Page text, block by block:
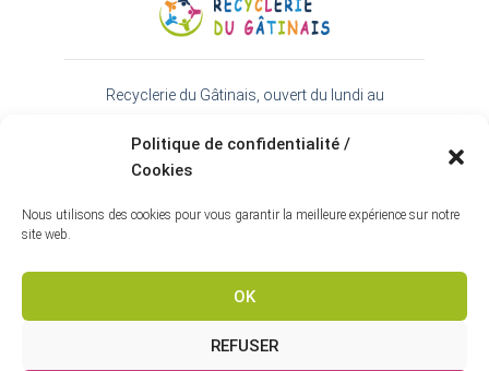
Politique de confidentialité /
Cookies
Nous utilisons des cookies pour vous garantir la meilleure expérience sur notre
site web.
OK
REFUSER
Recyclerie du Gâtinais, ouvert du lundi au
45 rue de l'Essonne 91720 Prunay-sur-Essonne
Espace téléchargement
Webmaster Inkern Communication